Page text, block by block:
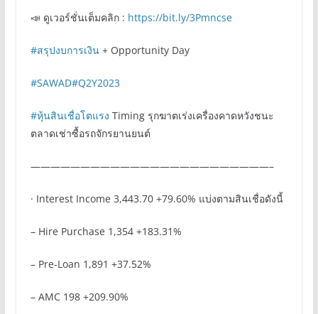
📣 ดูเวอร์ชั่นเต็มคลิก : https://bit.ly/3Pmncse
#สรุปงบการเงิน+ Opportunity Day
#SAWAD#Q2Y2023
#หุ้นสินเชื่อโตแรง Timing รุกฆาตเร่งเครื่องคาดหวังชนะ
ตลาดเช่าซื้อรถจักรยานยนต์
————————————————————————–
· Interest Income 3,443.70 +79.60% แบ่งตามสินเชื่อดังนี้
– Hire Purchase 1,354 +183.31%
– Pre-Loan 1,891 +37.52%
– AMC 198 +209.90%